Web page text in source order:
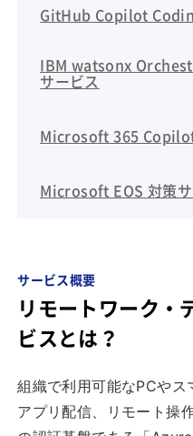
サービス概要
リモートワーク・
ビスとは？
組織で利用可能なPCや
アプリ配信、リモート操
GitHub Copilot
IBM watsonx
サービス
Microsoft 365
Microsoft EOS 対策サ